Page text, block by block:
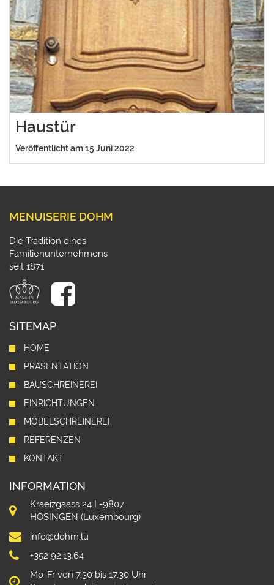
Haustür
Veröffentlicht am 15 Juni 2022
MENUISERIE DOHM
Die Tradition eines
Familienunternehmens
seit 1871
SITEMAP
HOME
PRÄSENTATION
BAUSCHREINEREI
EINRICHTUNGEN
MÖBELSCHREINEREI
REFERENZEN
KONTAKT
INFORMATION
Kraeizgaass 24 L-9807
HOSINGEN (Luxembourg)
info@dohm.lu
+352 92.13.64
Mo-Fr von 7.30 bis 17.30 Uhr